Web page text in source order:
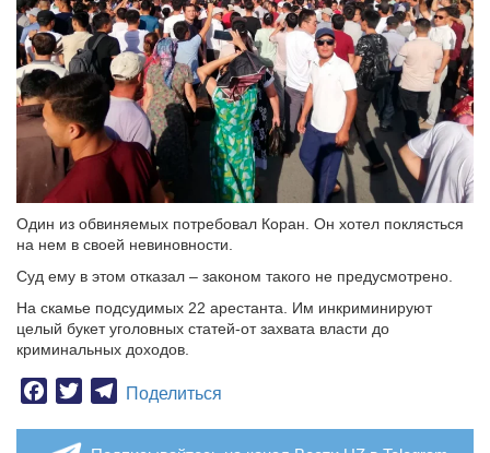
Один из обвиняемых потребовал Коран. Он хотел поклясться
на нем в своей невиновности.
Суд ему в этом отказал – законом такого не предусмотрено.
На скамье подсудимых 22 арестанта. Им инкриминируют
целый букет уголовных статей-от захвата власти до
криминальных доходов.
Facebook
TwitterTelegram
Поделиться